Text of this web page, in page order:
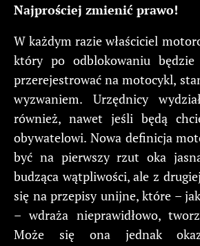
Najprościej zmienić prawo!
W każdym razie właściciel
który po odblokowaniu
przerejestrować na motocykl,
wyzwaniem. Urzędnicy
również, nawet jeśli będą
obywatelowi. Nowa definicja
być na pierwszy rzut oka
budząca wątpliwości, ale z
się na przepisy unijne, które –
– wdraża nieprawidłowo,
Może się ona jednak